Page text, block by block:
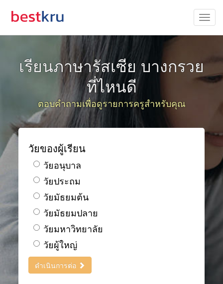
เรียนภาษารัสเซีย บางกรวย
ที่ไหนดี
ตอบคำถามเพื่อดูรายการครูสำหรับคุณ
วัยของผู้เรียน
วัยอนุบาล
วัยประถม
วัยมัธยมต้น
วัยมัธยมปลาย
วัยมหาวิทยาลัย
วัยผู้ใหญ่
ดำเนินการต่อ